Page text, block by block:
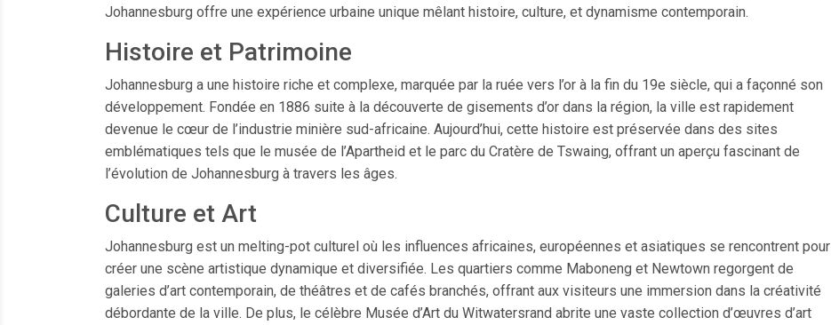
Johannesburg offre une expérience urbaine unique mêlant histoire, culture, et dynamisme contemporain.
Histoire et Patrimoine
Johannesburg a une histoire riche et complexe, marquée par la ruée vers l’or à la fin du 19e siècle, qui a façonné son
développement. Fondée en 1886 suite à la découverte de gisements d’or dans la région, la ville est rapidement
devenue le cœur de l’industrie minière sud-africaine. Aujourd’hui, cette histoire est préservée dans des sites
emblématiques tels que le musée de l’Apartheid et le parc du Cratère de Tswaing, offrant un aperçu fascinant de
l’évolution de Johannesburg à travers les âges.
Culture et Art
Johannesburg est un melting-pot culturel où les influences africaines, européennes et asiatiques se rencontrent pour
créer une scène artistique dynamique et diversifiée. Les quartiers comme Maboneng et Newtown regorgent de
galeries d’art contemporain, de théâtres et de cafés branchés, offrant aux visiteurs une immersion dans la créativité
débordante de la ville. De plus, le célèbre Musée d’Art du Witwatersrand abrite une vaste collection d’œuvres d’art